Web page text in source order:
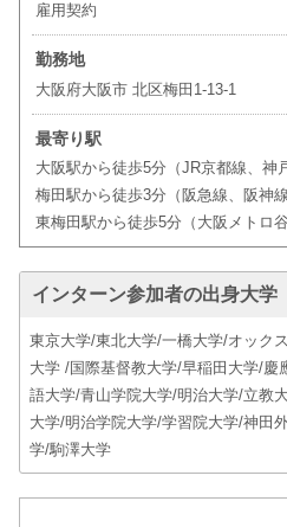
雇用契約
勤務地
大阪府大阪市 北区梅田1-13-1
最寄り駅
大阪駅から徒歩5分（JR京都線、神
梅田駅から徒歩3分（阪急線、阪神
東梅田駅から徒歩5分（大阪メトロ谷
インターン参加者の出身大学
東京大学/東北大学/一橋大学/オック
大学 /国際基督教大学/早稲田大学/慶
語大学/青山学院大学/明治大学/立教
大学/明治学院大学/学習院大学/神田
学/駒澤大学